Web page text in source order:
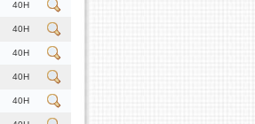
40H
40H
40H
40H
40H